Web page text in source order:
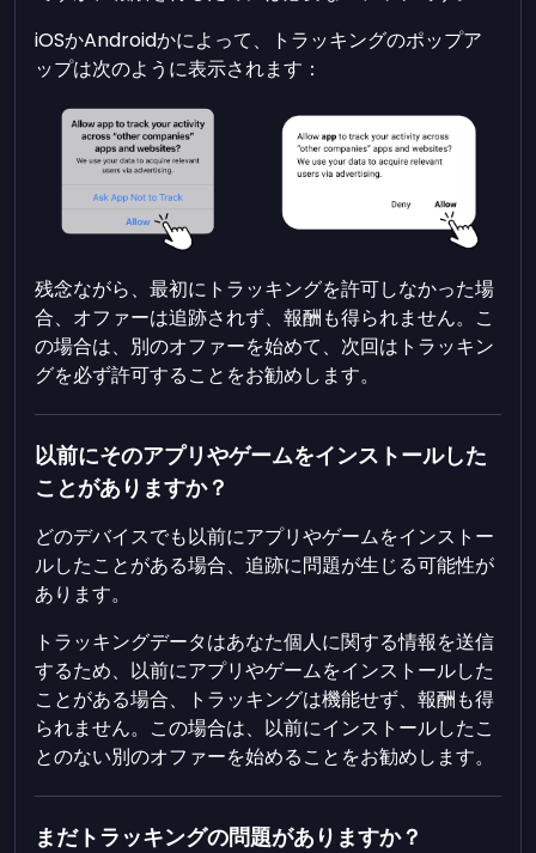
iOSかAndroidかによって、トラッキングのポップア
ップは次のように表示されます：
残念ながら、最初にトラッキングを許可しなかった場
合、オファーは追跡されず、報酬も得られません。こ
の場合は、別のオファーを始めて、次回はトラッキン
グを必ず許可することをお勧めします。
以前にそのアプリやゲームをインストールした
ことがありますか？
どのデバイスでも以前にアプリやゲームをインストー
ルしたことがある場合、追跡に問題が生じる可能性が
あります。
トラッキングデータはあなた個人に関する情報を送信
するため、以前にアプリやゲームをインストールした
ことがある場合、トラッキングは機能せず、報酬も得
られません。この場合は、以前にインストールしたこ
とのない別のオファーを始めることをお勧めします。
まだトラッキングの問題がありますか？